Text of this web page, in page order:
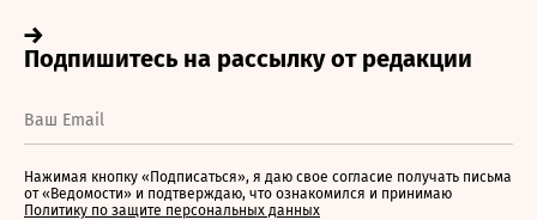
Нажимая кнопку «Подписаться», я даю свое согласие получать письма
от «Ведомости» и подтверждаю, что ознакомился и принимаю
Политику по защите персональных данных